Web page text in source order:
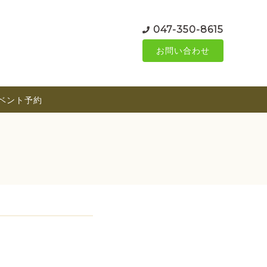
047-350-8615
お問い合わせ
ント予約